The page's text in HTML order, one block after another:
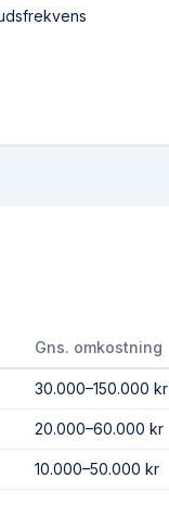
Gns. omkostning
30.000–150.000 kr
20.000–60.000 kr
10.000–50.000 kr